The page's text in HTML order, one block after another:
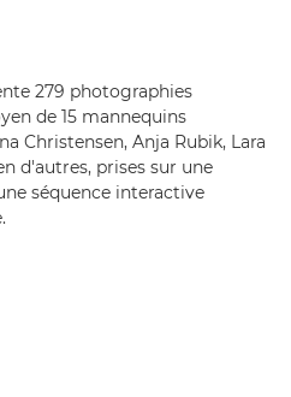
279 photographies
de 15 mannequins
Christensen, Anja Rubik, Lara
d'autres, prises sur une
séquence interactive